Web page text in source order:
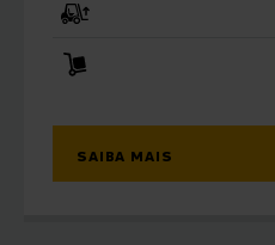
SAIBA MAIS